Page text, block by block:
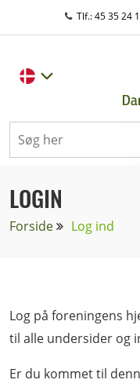
Tlf.: 45 35 24
LOGIN
Forside Log ind
Log på foreningens
til alle undersider og
Er du kommet til